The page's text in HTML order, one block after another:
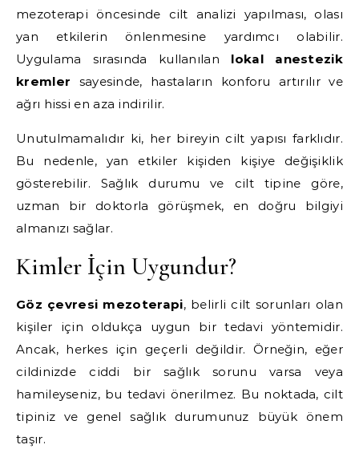
mezoterapi öncesinde cilt analizi yapılması, olası
yan etkilerin önlenmesine yardımcı olabilir.
Uygulama sırasında kullanılan lokal anestezik
kremler sayesinde, hastaların konforu artırılır ve
ağrı hissi en aza indirilir.
Unutulmamalıdır ki, her bireyin cilt yapısı farklıdır.
Bu nedenle, yan etkiler kişiden kişiye değişiklik
gösterebilir. Sağlık durumu ve cilt tipine göre,
uzman bir doktorla görüşmek, en doğru bilgiyi
almanızı sağlar.
Kimler İçin Uygundur?
Göz çevresi mezoterapi, belirli cilt sorunları olan
kişiler için oldukça uygun bir tedavi yöntemidir.
Ancak, herkes için geçerli değildir. Örneğin, eğer
cildinizde ciddi bir sağlık sorunu varsa veya
hamileyseniz, bu tedavi önerilmez. Bu noktada, cilt
tipiniz ve genel sağlık durumunuz büyük önem
taşır.